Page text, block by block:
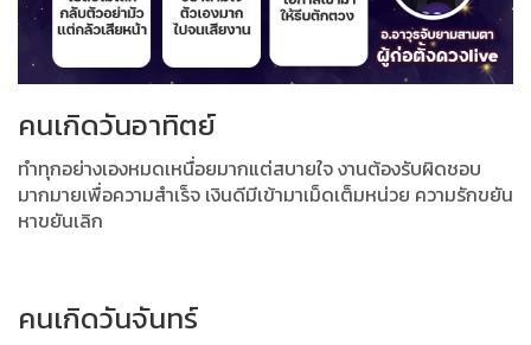
คนเกิดวันอาทิตย์
ทำทุกอย่างเองหมดเหนื่อยมากแต่สบายใจ งานต้องรับผิดชอบ
มากมายเพื่อความสำเร็จ เงินดีมีเข้ามาเม็ดเต็มหน่วย ความรักขยัน
หาขยันเลิก
คนเกิดวันจันทร์